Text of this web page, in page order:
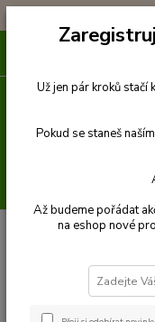
Venčení Náhubky
Už jen pár kroků stačí
Pokud se staneš
Až budeme pořádat
na eshop nové